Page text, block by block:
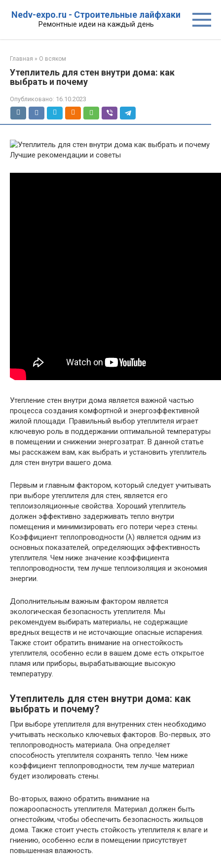
Nedv-expo.ru - Строительные лайфхаки
Ремонтные идеи на каждый день
Главная » О всяком
Утеплитель для стен внутри дома: как
выбрать и почему
Опубликовано: 16.10.2023
Утепление стен внутри дома является важной частью
процесса создания комфортной и энергоэффективной
жилой площади. Правильный выбор утеплителя играет
ключевую роль в поддержании оптимальной температуры
в помещении и снижении энергозатрат. В данной статье
мы расскажем вам, как выбрать и установить утеплитель
для стен внутри вашего дома.
Первым и главным фактором, который следует учитывать
при выборе утеплителя для стен, является его
теплоизоляционные свойства. Хороший утеплитель
должен эффективно задерживать тепло внутри
помещения и минимизировать его потери через стены.
Коэффициент теплопроводности (λ) является одним из
основных показателей, определяющих эффективность
утеплителя. Чем ниже значение коэффициента
теплопроводности, тем лучше теплоизоляция и экономия
энергии.
Дополнительным важным фактором является
экологическая безопасность утеплителя. Мы
рекомендуем выбирать материалы, не содержащие
вредных веществ и не источающие опасные испарения.
Также стоит обратить внимание на огнестойкость
утеплителя, особенно если в вашем доме есть открытое
пламя или приборы, вырабатывающие высокую
температуру.
Утеплитель для стен внутри дома: как
выбрать и почему?
При выборе утеплителя для внутренних стен необходимо
учитывать несколько ключевых факторов. Во-первых, это
теплопроводность материала. Она определяет
способность утеплителя сохранять тепло. Чем ниже
коэффициент теплопроводности, тем лучше материал
будет изолировать стены.
Во-вторых, важно обратить внимание на
пожароопасность утеплителя. Материал должен быть
огнестойким, чтобы обеспечить безопасность жильцов
дома. Также стоит учесть стойкость утеплителя к влаге и
гниению, особенно если в помещении присутствует
повышенная влажность.